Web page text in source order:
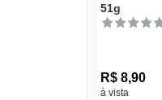
51g
R$ 8,90
à vista